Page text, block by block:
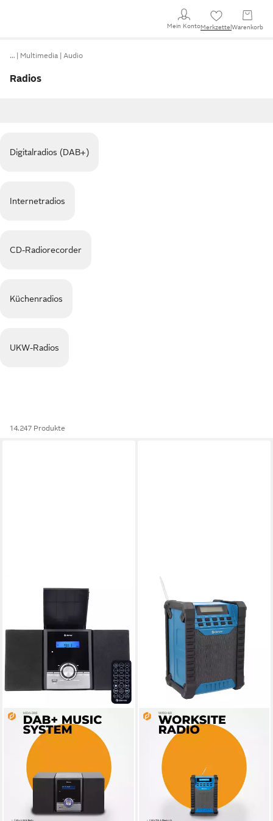
Mein KontoMerkzettel Warenkorb
… Multimedia Audio
Radios
Digitalradios (DAB+)
Internetradios
CD-Radiorecorder
Küchenradios
UKW-Radios
14.247 Produkte